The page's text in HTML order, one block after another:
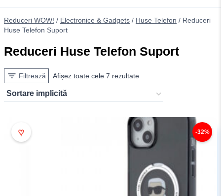
Reduceri WOW! / Electronice & Gadgets / Huse Telefon / Reduceri
Huse Telefon Suport
Reduceri Huse Telefon Suport
Filtrează Afișez toate cele 7 rezultate
♥ -32%